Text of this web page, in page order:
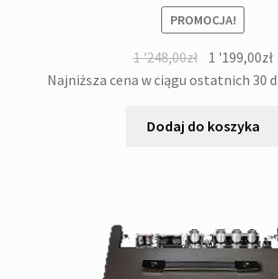
PROMOCJA!
1 '248,00zł Pierwotna
cena
1
1 '199,00zł
Najniższa cena w ciągu ostatnich 30
Dodaj do koszyka